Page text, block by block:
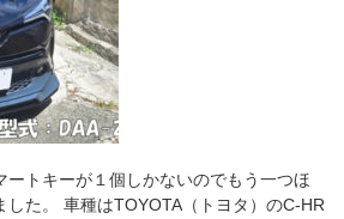
ートキーが１個しかないのでもう一つほ
した。 車種はTOYOTA（トヨタ）のC-HR